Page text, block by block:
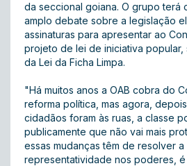
da seccional goiana. O grupo terá
amplo debate sobre a legislação
assinaturas para apresentar ao
projeto de lei de iniciativa popular,
da Lei da Ficha Limpa.
"Há muitos anos a OAB cobra do
reforma política, mas agora,
cidadãos foram às ruas, a classe
publicamente que não vai mais
essas mudanças têm de resolver
representatividade nos poderes,